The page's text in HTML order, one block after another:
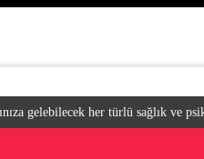
gelebilecek her türlü sağlık ve